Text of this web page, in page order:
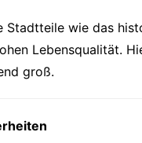
Stadtteile wie das
Lebensqualität.
groß.